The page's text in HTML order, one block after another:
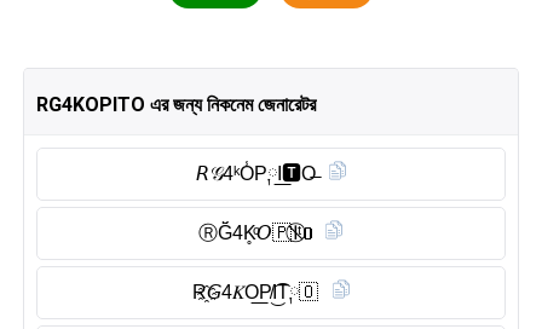
RG4KOPITO এর জন্য নিকনেম জেনারেটর
𝘙𝒢4ᵏO̾P༙I͟🆃︎O̶
Ⓡ︎Ğ̈4K̥ͦ𝘖🇵 I⃠ᵗ𝗢
R҈𝘎4𝐾O͟P̸I͜͡T༙🇴